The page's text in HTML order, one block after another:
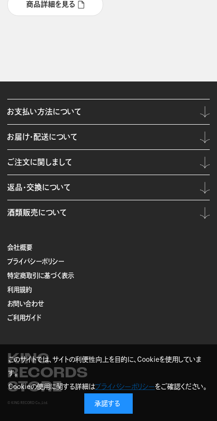
商品詳細を見る
会社概要
プライバシーポリシー
特定商取引に基づく表示
利用規約
お問い合わせ
ご利用ガイド
KING
RECORDS
STORE
© KING RECORD Co.,Ltd.
お支払い方法について
お届け・配送について
ご注文に関しまして
返品・交換について
酒類販売について
このサイトでは、サイトの利便性向上を目的に、Cookieを使用していま
す。
Cookieの使用に関する詳細はプライバシーポリシーをご確認ください。
承諾する